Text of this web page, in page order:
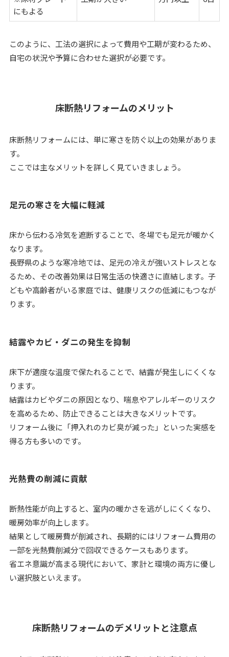
にもよる
このように、工法の選択によって費用や工期が変わるため、
自宅の状況や予算に合わせた選択が必要です。
床断熱リフォームのメリット
床断熱リフォームには、単に寒さを防ぐ以上の効果がありま
す。
ここでは主なメリットを詳しく見ていきましょう。
足元の寒さを大幅に軽減
床から伝わる冷気を遮断することで、冬場でも足元が暖かく
なります。
長野県のような寒冷地では、足元の冷えが強いストレスとな
るため、その改善効果は日常生活の快適さに直結します。子
どもや高齢者がいる家庭では、健康リスクの低減にもつなが
ります。
結露やカビ・ダニの発生を抑制
床下が適度な温度で保たれることで、結露が発生しにくくな
ります。
結露はカビやダニの原因となり、喘息やアレルギーのリスク
を高めるため、防止できることは大きなメリットです。
リフォーム後に「押入れのカビ臭が減った」といった実感を
得る方も多いのです。
光熱費の削減に貢献
断熱性能が向上すると、室内の暖かさを逃がしにくくなり、
暖房効率が向上します。
結果として暖房費が削減され、長期的にはリフォーム費用の
一部を光熱費削減分で回収できるケースもあります。
省エネ意識が高まる現代において、家計と環境の両方に優し
い選択肢といえます。
床断熱リフォームのデメリットと注意点